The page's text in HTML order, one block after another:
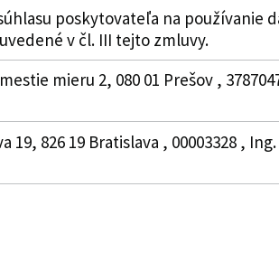
poskytovateľa na používanie
v čl. III tejto zmluvy.
mieru 2, 080 01 Prešov ,
826 19 Bratislava , 00003328 ,